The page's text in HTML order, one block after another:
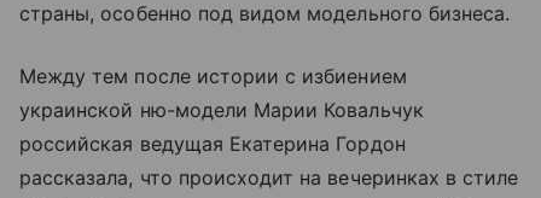
страны, особенно под видом модельного бизнеса.
Между тем после истории с избиением
украинской ню-модели Марии Ковальчук
российская ведущая Екатерина Гордон
рассказала, что происходит на вечеринках в стиле